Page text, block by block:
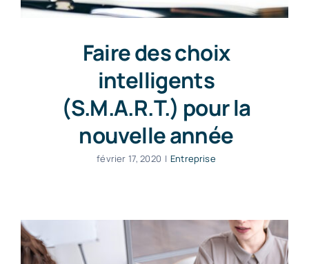
Faire des choix
intelligents
(S.M.A.R.T.) pour la
nouvelle année
février 17, 2020 | Entreprise